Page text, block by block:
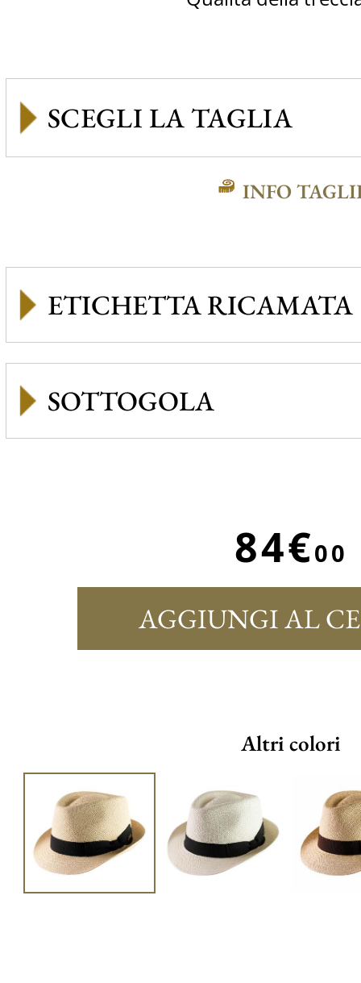
INFO
ETICHETTA RICAMATA
SOTTOGOLA
84€00
AGGIUNGI AL
Altri colori